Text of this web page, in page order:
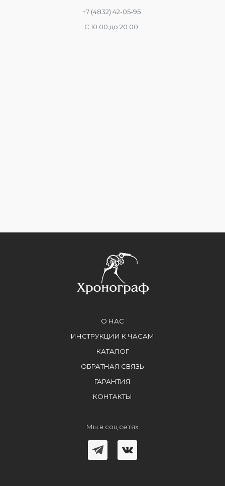
+7 (4832) 42-05-95
С 10:00 до 20:00
О НАС
ИНСТРУКЦИИ К ЧАСАМ
КАТАЛОГ
ОБРАТНАЯ СВЯЗЬ
ГАРАНТИЯ
КОНТАКТЫ
Мы в соц сетях